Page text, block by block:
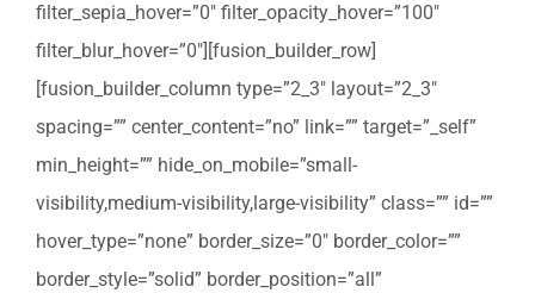
filter_sepia_hover=”0″ filter_opacity_hover=”100″
filter_blur_hover=”0″][fusion_builder_row]
[fusion_builder_column type=”2_3″ layout=”2_3″
spacing=”” center_content=”no” link=”” target=”_self”
min_height=”” hide_on_mobile=”small-
visibility,medium-visibility,large-visibility” class=”” id=””
hover_type=”none” border_size=”0″ border_color=””
border_style=”solid” border_position=”all”